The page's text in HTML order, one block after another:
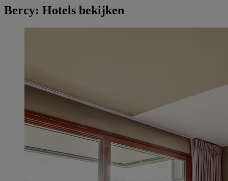
Bercy: Hotels bekijken